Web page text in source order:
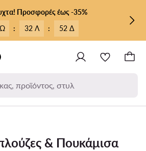
ΠΕΡΙΕΧΌΜΕΝΟ
Προσφορές έως -35%
: 32 Λ : 50 Δ
προϊόντος, στυλ
& Πουκάμισα